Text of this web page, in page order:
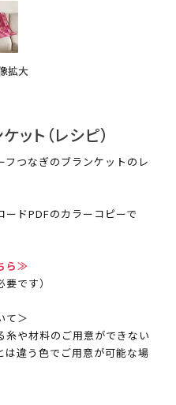
拡大
ット（レシピ）
つなぎのブランケットのレ
ドPDFのカラーコピーで
ら≫
です）
て＞
や材料のご用意ができない
違う色でご用意が可能な場